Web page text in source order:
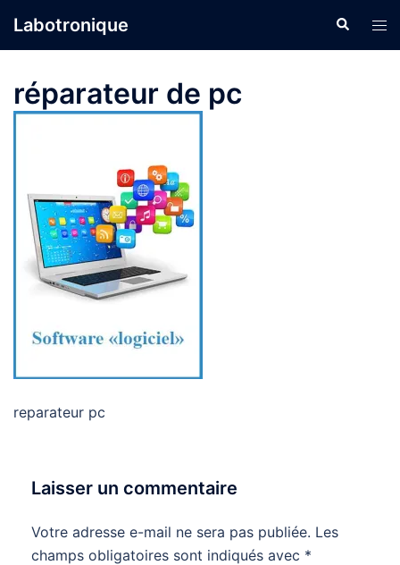
auLabotronique
le
réparateur de pc
reparateur pc
Laisser un commentaire
Votre adresse e-mail ne sera pas publiée. Les
champs obligatoires sont indiqués avec *